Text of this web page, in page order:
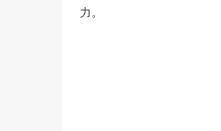
力。